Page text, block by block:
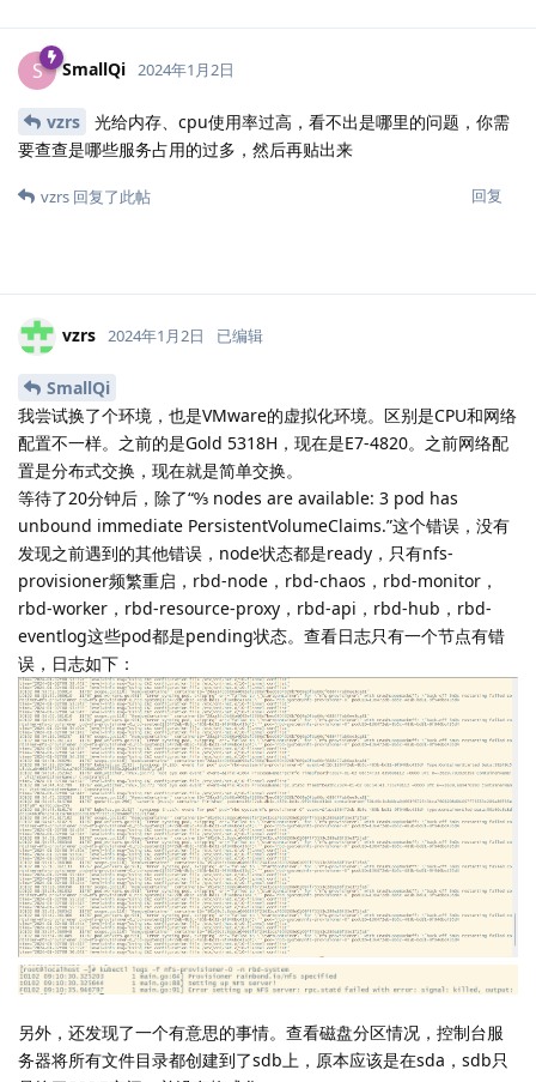
S SmallQi 2024年1月2日
vzrs
光给内存、cpu使用率过高，看不出是哪里的问题，你需
要查查是哪些服务占用的过多，然后再贴出来
回复
vzrs 回复了此帖
vzrs 2024年1月2日 已编辑
SmallQi
我尝试换了个环境，也是VMware的虚拟化环境。区别是CPU和网络
配置不一样。之前的是Gold 5318H，现在是E7-4820。之前网络配
置是分布式交换，现在就是简单交换。
等待了20分钟后，除了“↉ nodes are available: 3 pod has
unbound immediate PersistentVolumeClaims.”这个错误，没有
发现之前遇到的其他错误，node状态都是ready，只有nfs-
provisioner频繁重启，rbd-node，rbd-chaos，rbd-monitor，
rbd-worker，rbd-resource-proxy，rbd-api，rbd-hub，rbd-
eventlog这些pod都是pending状态。查看日志只有一个节点有错
误，日志如下：
另外，还发现了一个有意思的事情。查看磁盘分区情况，控制台服
务器将所有文件目录都创建到了sdb上，原本应该是在sda，sdb只